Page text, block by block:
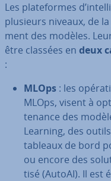
Les pla­te­formes
plusieurs niveaux, de
ment des modèles.
être classées en deux
:
MLOps : les
MLOps, visent à
te­nance des
Learning, des
tableaux de bord
ou encore des
tisé (AutoAI). Il est